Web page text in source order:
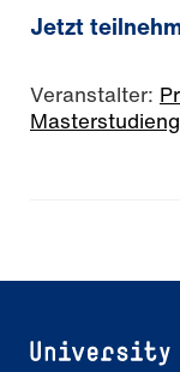
Jetzt
Veranstalter: